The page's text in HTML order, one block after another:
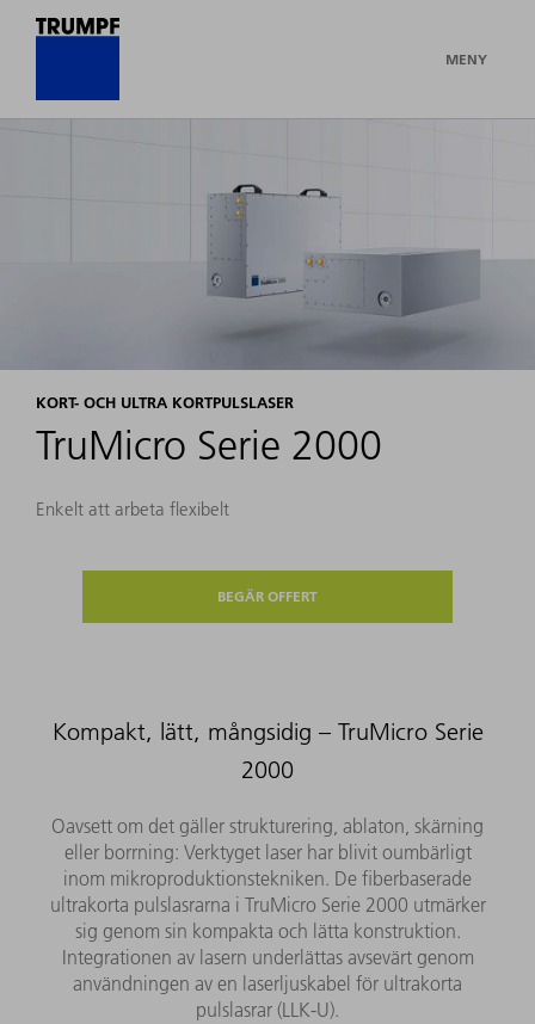
MENY
KORT- OCH ULTRA KORTPULSLASER
TruMicro Serie 2000
Enkelt att arbeta flexibelt
BEGÄR OFFERT
Kompakt, lätt, mångsidig – TruMicro Serie
2000
Oavsett om det gäller strukturering, ablaton, skärning
eller borrning: Verktyget laser har blivit oumbärligt
inom mikroproduktionstekniken. De fiberbaserade
ultrakorta pulslasrarna i TruMicro Serie 2000 utmärker
sig genom sin kompakta och lätta konstruktion.
Integrationen av lasern underlättas avsevärt genom
användningen av en laserljuskabel för ultrakorta
pulslasrar (LLK-U).